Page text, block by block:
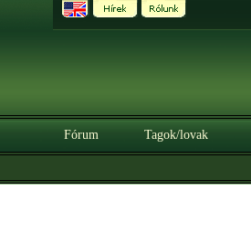
Fórum Tagok/lovak